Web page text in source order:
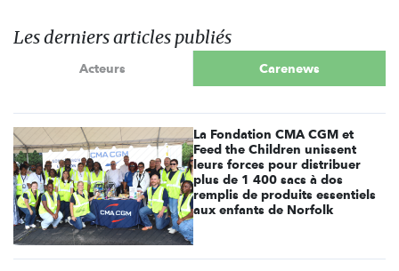
Les derniers articles publiés
Acteurs Carenews
La Fondation CMA CGM et
Feed the Children unissent
leurs forces pour distribuer
plus de 1 400 sacs à dos
remplis de produits essentiels
aux enfants de Norfolk